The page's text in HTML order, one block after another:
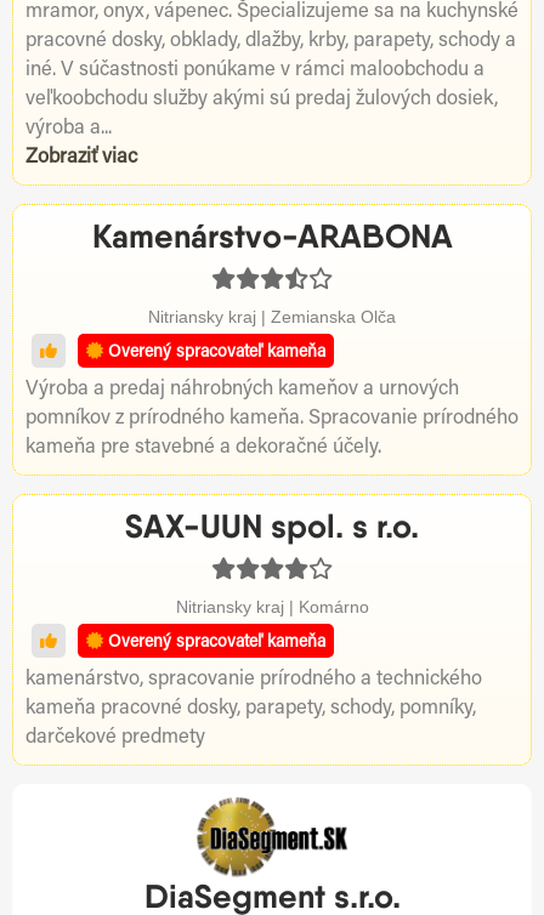
mramor, onyx, vápenec. Špecializujeme sa na kuchynské
pracovné dosky, obklady, dlažby, krby, parapety, schody a
iné. V súčastnosti ponúkame v rámci maloobchodu a
veľkoobchodu služby akými sú predaj žulových dosiek,
výroba a...
Zobraziť viac
Kamenárstvo-ARABONA
Nitriansky kraj | Zemianska Olča
Overený spracovateľ kameňa
Výroba a predaj náhrobných kameňov a urnových
pomníkov z prírodného kameňa. Spracovanie prírodného
kameňa pre stavebné a dekoračné účely.
SAX-UUN spol. s r.o.
Nitriansky kraj | Komárno
Overený spracovateľ kameňa
kamenárstvo, spracovanie prírodného a technického
kameňa pracovné dosky, parapety, schody, pomníky,
darčekové predmety
DiaSegment s.r.o.